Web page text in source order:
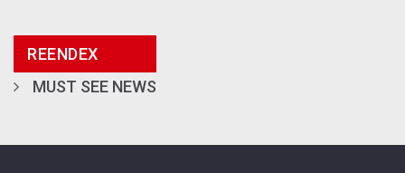
REENDEX
MUST SEE NEWS